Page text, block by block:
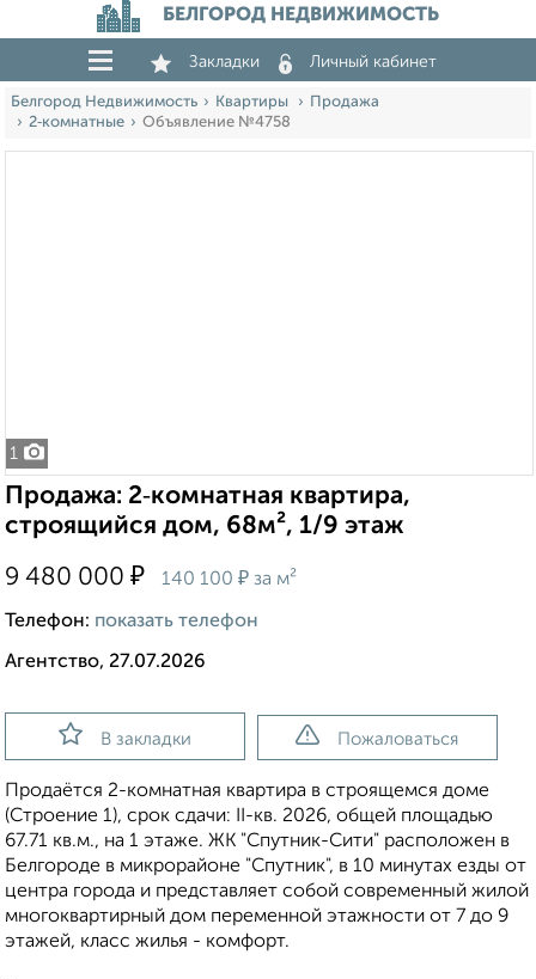
БЕЛГОРОД НЕДВИЖИМОСТЬ
Закладки Личный кабинет
Белгород Недвижимость Квартиры
Продажа
2‑комнатные
Объявление №4758
1
Продажа: 2‑комнатная квартира,
строящийся дом, 68м², 1/9 этаж
9 480 000 ₽ 140 100 ₽ за м²
Телефон: показать телефон
Агентство, 27.07.2026
В закладки Пожаловаться
Продаётся 2-комнатная квартира в строящемся доме
(Строение 1), срок сдачи: II-кв. 2026, общей площадью
67.71 кв.м., на 1 этаже. ЖК "Спутник-Сити" расположен в
Белгороде в микрорайоне "Спутник", в 10 минутах езды от
центра города и представляет собой современный жилой
многоквартирный дом переменной этажности от 7 до 9
этажей, класс жилья - комфорт.